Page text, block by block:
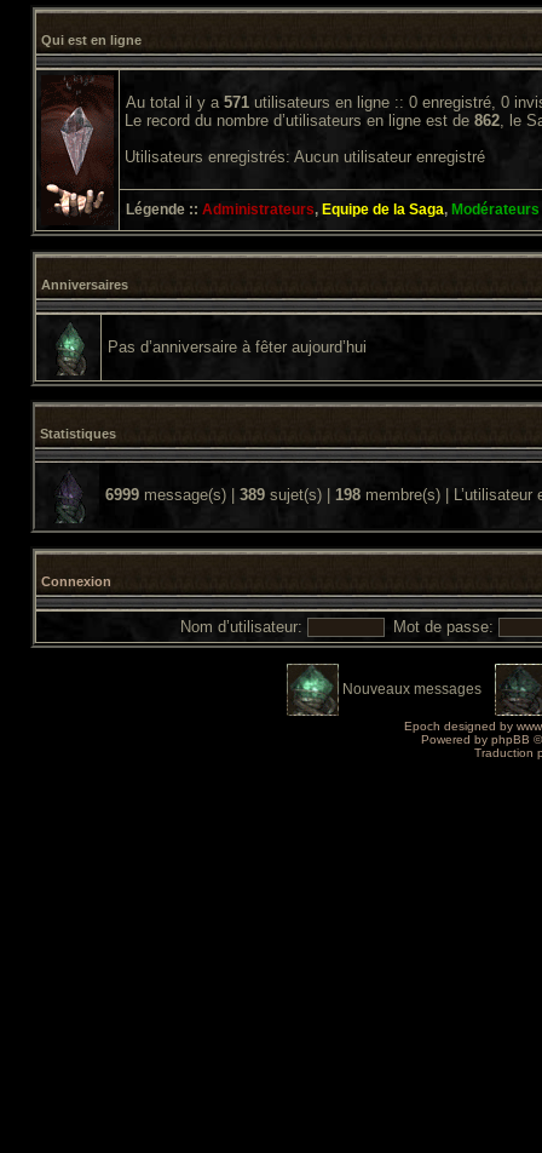
Qui est en ligne
Au total il y a 571 utilisateurs en ligne :: 0 enregistré, 0
Le record du nombre d’utilisateurs en ligne est de 862, le
Utilisateurs enregistrés: Aucun utilisateur enregistré
Légende :: Administrateurs, Equipe de la Saga,
Anniversaires
Pas d’anniversaire à fêter aujourd’hui
Statistiques
6999 message(s) | 389 sujet(s) | 198 membre(s) |
Connexion
Nom d’utilisateur: Mot de passe:
Nouveaux messages
Epoch designed by
Powered by phpBB
Traduction